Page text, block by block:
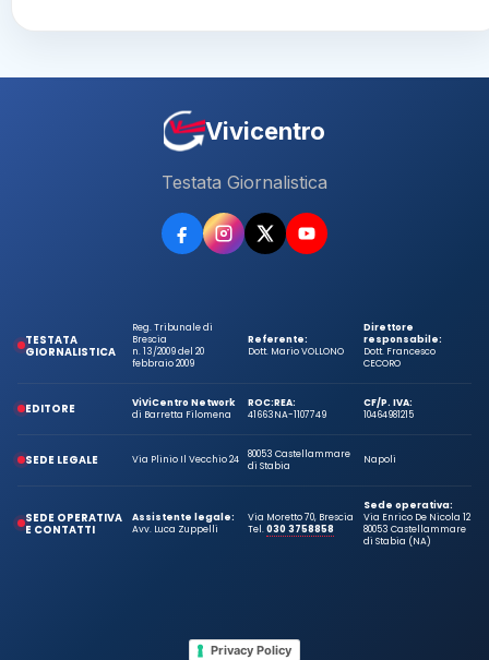
Vivicentro
Testata Giornalistica
TESTATA
GIORNALISTICA
Reg. Tribunale di
Brescia
n. 13/2009 del 20
febbraio 2009
Referente:
Dott. Mario VOLLONO
Direttore
responsabile:
Dott. Francesco
CECORO
EDITORE
ViViCentro Network
di Barretta Filomena
ROC:
41663
REA:
NA-1107749
CF/P. IVA:
10464981215
SEDE LEGALE Via Plinio Il Vecchio 24
80053 Castellammare
di Stabia
Napoli
SEDE OPERATIVA
E CONTATTI
Assistente legale:
Avv. Luca Zuppelli
Via Moretto 70, Brescia
Tel.030 3758858
Sede operativa:
Via Enrico De Nicola 12
80053 Castellammare
di Stabia (NA)
Privacy Policy